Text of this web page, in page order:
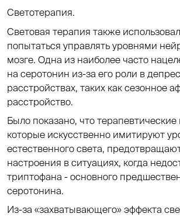
Светотерапия.
Световая терапия также
попытаться управлять уровнями
мозге. Одна из наиболее часто
на серотонин из-за его роли в
расстройствах, таких как сезонное
расстройство.
Было показано, что
которые искусственно имитируют
естественного света,
настроения в ситуациях, когда
триптофана - основного
серотонина.
Из-за «захватывающего» эффекта